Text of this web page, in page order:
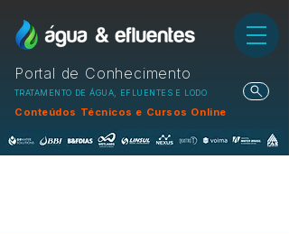
Portal de Conhecimento
TRATAMENTO DE ÁGUA, EFLUENTES E LODO
Conteúdos Técnicos e Cursos Online